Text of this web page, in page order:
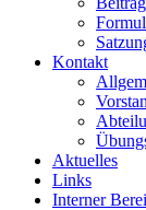
Kontakt
Aktuelles
Links
Interner